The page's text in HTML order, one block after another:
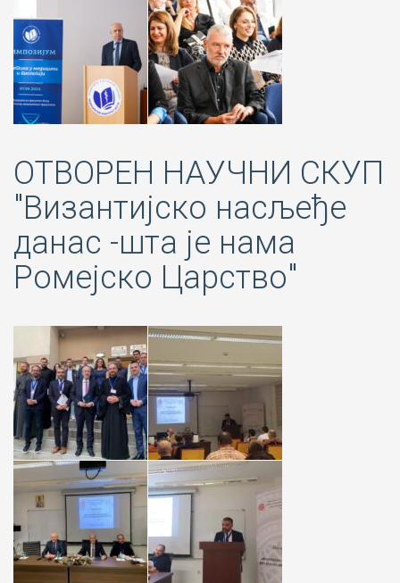
ОТВОРЕН НАУЧНИ СКУП
"Византијско насљеђе
данас -шта је нама
Ромејско Царство"